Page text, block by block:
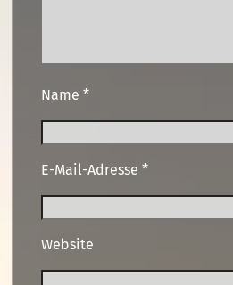
Name *
E-Mail-Adresse *
Website